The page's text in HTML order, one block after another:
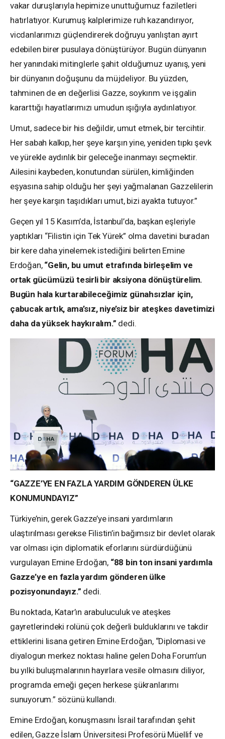
vakar duruşlarıyla hepimize unuttuğumuz faziletleri
hatırlatıyor. Kurumuş kalplerimize ruh kazandırıyor,
vicdanlarımızı güçlendirerek doğruyu yanlıştan ayırt
edebilen birer pusulaya dönüştürüyor. Bugün dünyanın
her yanındaki mitinglerle şahit olduğumuz uyanış, yeni
bir dünyanın doğuşunu da müjdeliyor. Bu yüzden,
tahminen de en değerlisi Gazze, soykırım ve işgalin
kararttığı hayatlarımızı umudun ışığıyla aydınlatıyor.
Umut, sadece bir his değildir, umut etmek, bir tercihtir.
Her sabah kalkıp, her şeye karşın yine, yeniden tıpkı şevk
ve yürekle aydınlık bir geleceğe inanmayı seçmektir.
Ailesini kaybeden, konutundan sürülen, kimliğinden
eşyasına sahip olduğu her şeyi yağmalanan Gazzelilerin
her şeye karşın taşıdıkları umut, bizi ayakta tutuyor.”
Geçen yıl 15 Kasım’da, İstanbul’da, başkan eşleriyle
yaptıkları “Filistin için Tek Yürek” olma davetini buradan
bir kere daha yinelemek istediğini belirten Emine
Erdoğan, “Gelin, bu umut etrafında birleşelim ve
ortak gücümüzü tesirli bir aksiyona dönüştürelim.
Bugün hala kurtarabileceğimiz günahsızlar için,
çabucak artık, ama’sız, niye’siz bir ateşkes davetimizi
daha da yüksek haykıralım.” dedi.
“GAZZE’YE EN FAZLA YARDIM GÖNDEREN ÜLKE
KONUMUNDAYIZ”
Türkiye’nin, gerek Gazze’ye insani yardımların
ulaştırılması gerekse Filistin’in bağımsız bir devlet olarak
var olması için diplomatik eforlarını sürdürdüğünü
vurgulayan Emine Erdoğan, “88 bin ton insani yardımla
Gazze’ye en fazla yardım gönderen ülke
pozisyonundayız.” dedi.
Bu noktada, Katar’ın arabuluculuk ve ateşkes
gayretlerindeki rolünü çok değerli bulduklarını ve takdir
ettiklerini lisana getiren Emine Erdoğan, “Diplomasi ve
diyalogun merkez noktası haline gelen Doha Forum’un
bu yılki buluşmalarının hayırlara vesile olmasını diliyor,
programda emeği geçen herkese şükranlarımı
sunuyorum.” sözünü kullandı.
Emine Erdoğan, konuşmasını İsrail tarafından şehit
edilen, Gazze İslam Üniversitesi Profesörü Müellif ve